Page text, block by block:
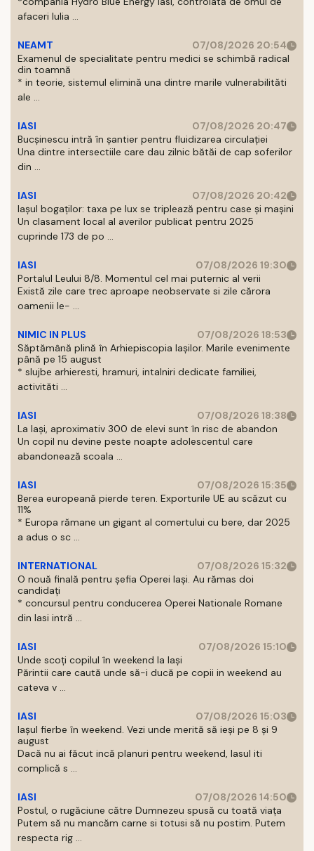
afaceri Iulia ...
NEAMT
07/08/2026 20:54
Examenul de specialitate pentru medici se schimbă radical
din toamnă
* in teorie, sistemul elimină una dintre marile vulnerabilităti
ale ...
IASI
07/08/2026 20:47
Bucșinescu intră în șantier pentru fluidizarea circulației
Una dintre intersectiile care dau zilnic bătăi de cap soferilor
din ...
IASI
07/08/2026 20:42
Iașul bogaților: taxa pe lux se triplează pentru case și mașini
Un clasament local al averilor publicat pentru 2025
cuprinde 173 de po ...
IASI
07/08/2026 19:30
Portalul Leului 8/8. Momentul cel mai puternic al verii
Există zile care trec aproape neobservate si zile cărora
oamenii le- ...
NIMIC IN PLUS
07/08/2026 18:53
Săptămână plină în Arhiepiscopia Iașilor. Marile evenimente
până pe 15 august
* slujbe arhieresti, hramuri, intalniri dedicate familiei,
activităti ...
IASI
07/08/2026 18:38
La Iași, aproximativ 300 de elevi sunt în risc de abandon
Un copil nu devine peste noapte adolescentul care
abandonează scoala ...
IASI
07/08/2026 15:35
Berea europeană pierde teren. Exporturile UE au scăzut cu
11%
* Europa rămane un gigant al comertului cu bere, dar 2025
a adus o sc ...
INTERNATIONAL
07/08/2026 15:32
O nouă finală pentru șefia Operei Iași. Au rămas doi
candidați
* concursul pentru conducerea Operei Nationale Romane
din Iasi intră ...
IASI
07/08/2026 15:10
Unde scoți copilul în weekend la Iași
Părintii care caută unde să-i ducă pe copii in weekend au
cateva v ...
IASI
07/08/2026 15:03
Iașul fierbe în weekend. Vezi unde merită să ieși pe 8 și 9
august
Dacă nu ai făcut incă planuri pentru weekend, Iasul iti
complică s ...
IASI
07/08/2026 14:50
Postul, o rugăciune către Dumnezeu spusă cu toată viața
Putem să nu mancăm carne si totusi să nu postim. Putem
respecta rig ...